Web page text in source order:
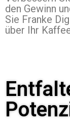
den Gewinn
Sie Franke
über Ihr